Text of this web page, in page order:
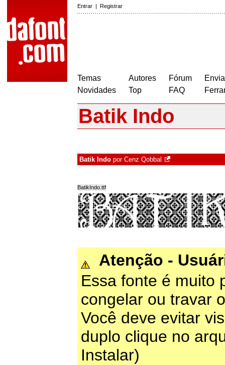
Entrar | Registrar
Temas
Novidades
Autores
Top
Fórum
FAQ
Batik Indo
Batik Indo por Cenz Qobbal
BatikIndo.ttf
Atenção -
Essa fonte é muito
congelar ou travar
Você deve evitar
duplo clique no
Instalar)